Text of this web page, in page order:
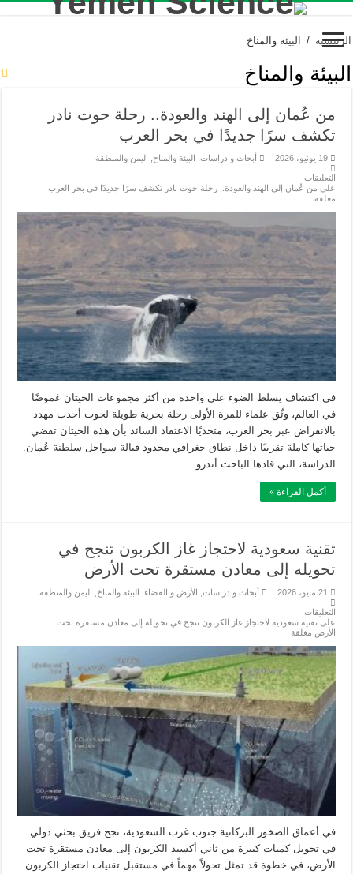
الرئيسية / البيئة والمناخ
البيئة والمناخ
من عُمان إلى الهند والعودة.. رحلة حوت نادر
تكشف سرًا جديدًا في بحر العرب
19 يونيو، 2026 أبحاث و دراسات البيئة والمناخ اليمن والمنطقة
التعليقات
على من عُمان إلى الهند والعودة.. رحلة حوت نادر تكشف سرًا جديدًا في بحر العرب
مغلقة
في اكتشاف يسلط الضوء على واحدة من أكثر مجموعات الحيتان غموضًا
في العالم، وثّق علماء للمرة الأولى رحلة بحرية طويلة لحوت أحدب مهدد
بالانقراض عبر بحر العرب، متحديًا الاعتقاد السائد بأن هذه الحيتان تقضي
حياتها كاملة تقريبًا داخل نطاق جغرافي محدود قبالة سواحل سلطنة عُمان.
الدراسة، التي قادها الباحث أندرو …
أكمل القراءة »
تقنية سعودية لاحتجاز غاز الكربون تنجح في
تحويله إلى معادن مستقرة تحت الأرض
21 مايو، 2026 أبحاث و دراسات الأرض و الفضاء البيئة والمناخ اليمن والمنطقة
التعليقات
على تقنية سعودية لاحتجاز غاز الكربون تنجح في تحويله إلى معادن مستقرة تحت
الأرض مغلقة
في أعماق الصخور البركانية جنوب غرب السعودية، نجح فريق بحثي دولي
في تحويل كميات كبيرة من ثاني أكسيد الكربون إلى معادن مستقرة تحت
الأرض، في خطوة قد تمثل تحولاً مهماً في مستقبل تقنيات احتجاز الكربون